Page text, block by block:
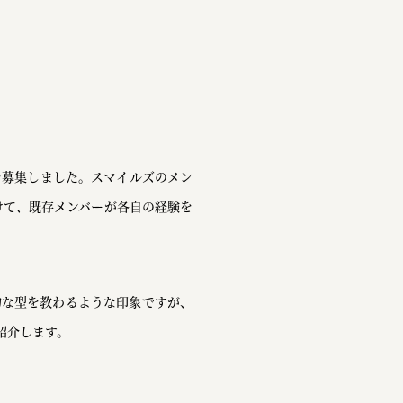
集しました。スマイルズのメン
、既存メンバーが各自の経験を
型を教わるような印象ですが、
します。